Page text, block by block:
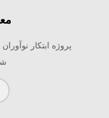
پروژه ابتکار